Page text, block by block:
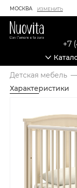
МОСКВА ИЗМЕНИТЬ
+7
Детская мебель
Характеристики